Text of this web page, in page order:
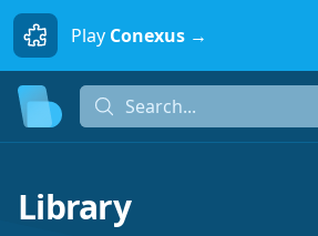
Play Conexus →
Search...
Library